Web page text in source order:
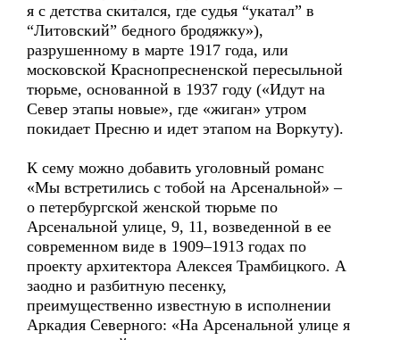
я с детства скитался, где судья “укатал” в
“Литовский” бедного бродяжку»),
разрушенному в марте 1917 года, или
московской Краснопресненской пересыльной
тюрьме, основанной в 1937 году («Идут на
Север этапы новые», где «жиган» утром
покидает Пресню и идет этапом на Воркуту).
К сему можно добавить уголовный романс
«Мы встретились с тобой на Арсенальной» –
о петербургской женской тюрьме по
Арсенальной улице, 9, 11, возведенной в ее
современном виде в 1909–1913 годах по
проекту архитектора Алексея Трамбицкого. А
заодно и разбитную песенку,
преимущественно известную в исполнении
Аркадия Северного: «На Арсенальной улице я